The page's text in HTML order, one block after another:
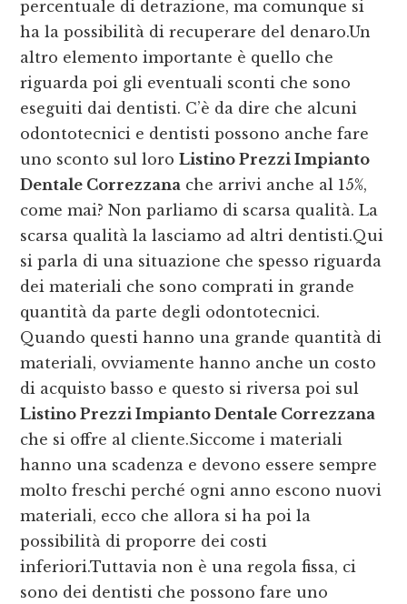
percentuale di detrazione, ma comunque si
ha la possibilità di recuperare del denaro.Un
altro elemento importante è quello che
riguarda poi gli eventuali sconti che sono
eseguiti dai dentisti. C’è da dire che alcuni
odontotecnici e dentisti possono anche fare
uno sconto sul loroListino Prezzi Impianto
Dentale Correzzana che arrivi anche al 15%,
come mai? Non parliamo di scarsa qualità. La
scarsa qualità la lasciamo ad altri dentisti.Qui
si parla di una situazione che spesso riguarda
dei materiali che sono comprati in grande
quantità da parte degli odontotecnici.
Quando questi hanno una grande quantità di
materiali, ovviamente hanno anche un costo
di acquisto basso e questo si riversa poi sul
Listino Prezzi Impianto Dentale Correzzana
che si offre al cliente.Siccome i materiali
hanno una scadenza e devono essere sempre
molto freschi perché ogni anno escono nuovi
materiali, ecco che allora si ha poi la
possibilità di proporre dei costi
inferiori.Tuttavia non è una regola fissa, ci
sono dei dentisti che possono fare uno